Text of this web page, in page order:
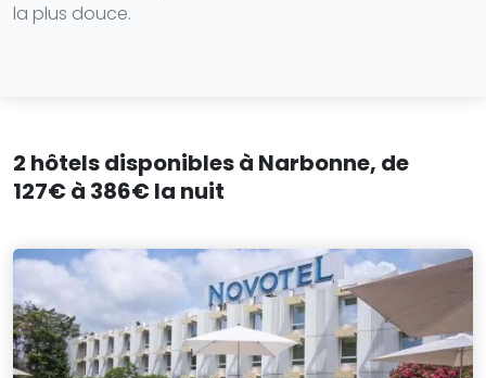
la plus douce.
2 hôtels disponibles à Narbonne, de
127€ à 386€ la nuit